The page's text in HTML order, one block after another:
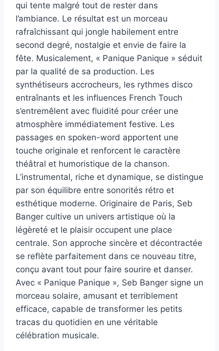
qui tente malgré tout de rester dans
l’ambiance. Le résultat est un morceau
rafraîchissant qui jongle habilement entre
second degré, nostalgie et envie de faire la
fête. Musicalement, « Panique Panique » séduit
par la qualité de sa production. Les
synthétiseurs accrocheurs, les rythmes disco
entraînants et les influences French Touch
s’entremêlent avec fluidité pour créer une
atmosphère immédiatement festive. Les
passages en spoken-word apportent une
touche originale et renforcent le caractère
théâtral et humoristique de la chanson.
L’instrumental, riche et dynamique, se distingue
par son équilibre entre sonorités rétro et
esthétique moderne. Originaire de Paris, Seb
Banger cultive un univers artistique où la
légèreté et le plaisir occupent une place
centrale. Son approche sincère et décontractée
se reflète parfaitement dans ce nouveau titre,
conçu avant tout pour faire sourire et danser.
Avec « Panique Panique », Seb Banger signe un
morceau solaire, amusant et terriblement
efficace, capable de transformer les petits
tracas du quotidien en une véritable
célébration musicale.